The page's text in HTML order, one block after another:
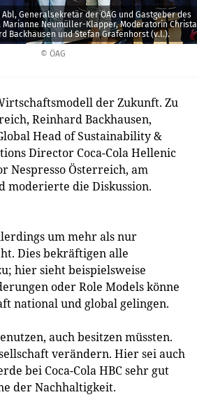
© ÖAG
Generalsekretär der ÖAG und Gastgeber des
Marianne Neumüller-Klapper, Moderatorin Christa
Backhausen und Stefan Grafenhorst (v.l.).
der Zukunft. Zu
Reinhard Backhausen,
Head of Sustainability &
Director Coca-Cola Hellenic
Nespresso Österreich, am
moderierte die Diskussion.
um mehr als nur
Dies bekräftigen alle
hier sieht beispielsweise
oder Role Models könne
national und global gelingen.
auch besitzen müssten.
verändern. Hier sei auch
bei Coca-Cola HBC sehr gut
der Nachhaltigkeit.